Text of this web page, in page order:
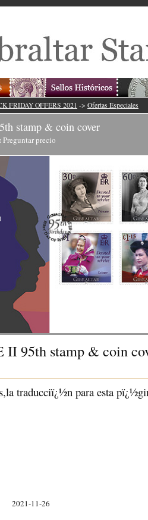
FRIDAY OFFERS 2021 -> Ofertas Especiales
stamp & coin cover
Preguntar precio
II 95th stamp & coin
traducciï¿½n para esta
2021-11-26